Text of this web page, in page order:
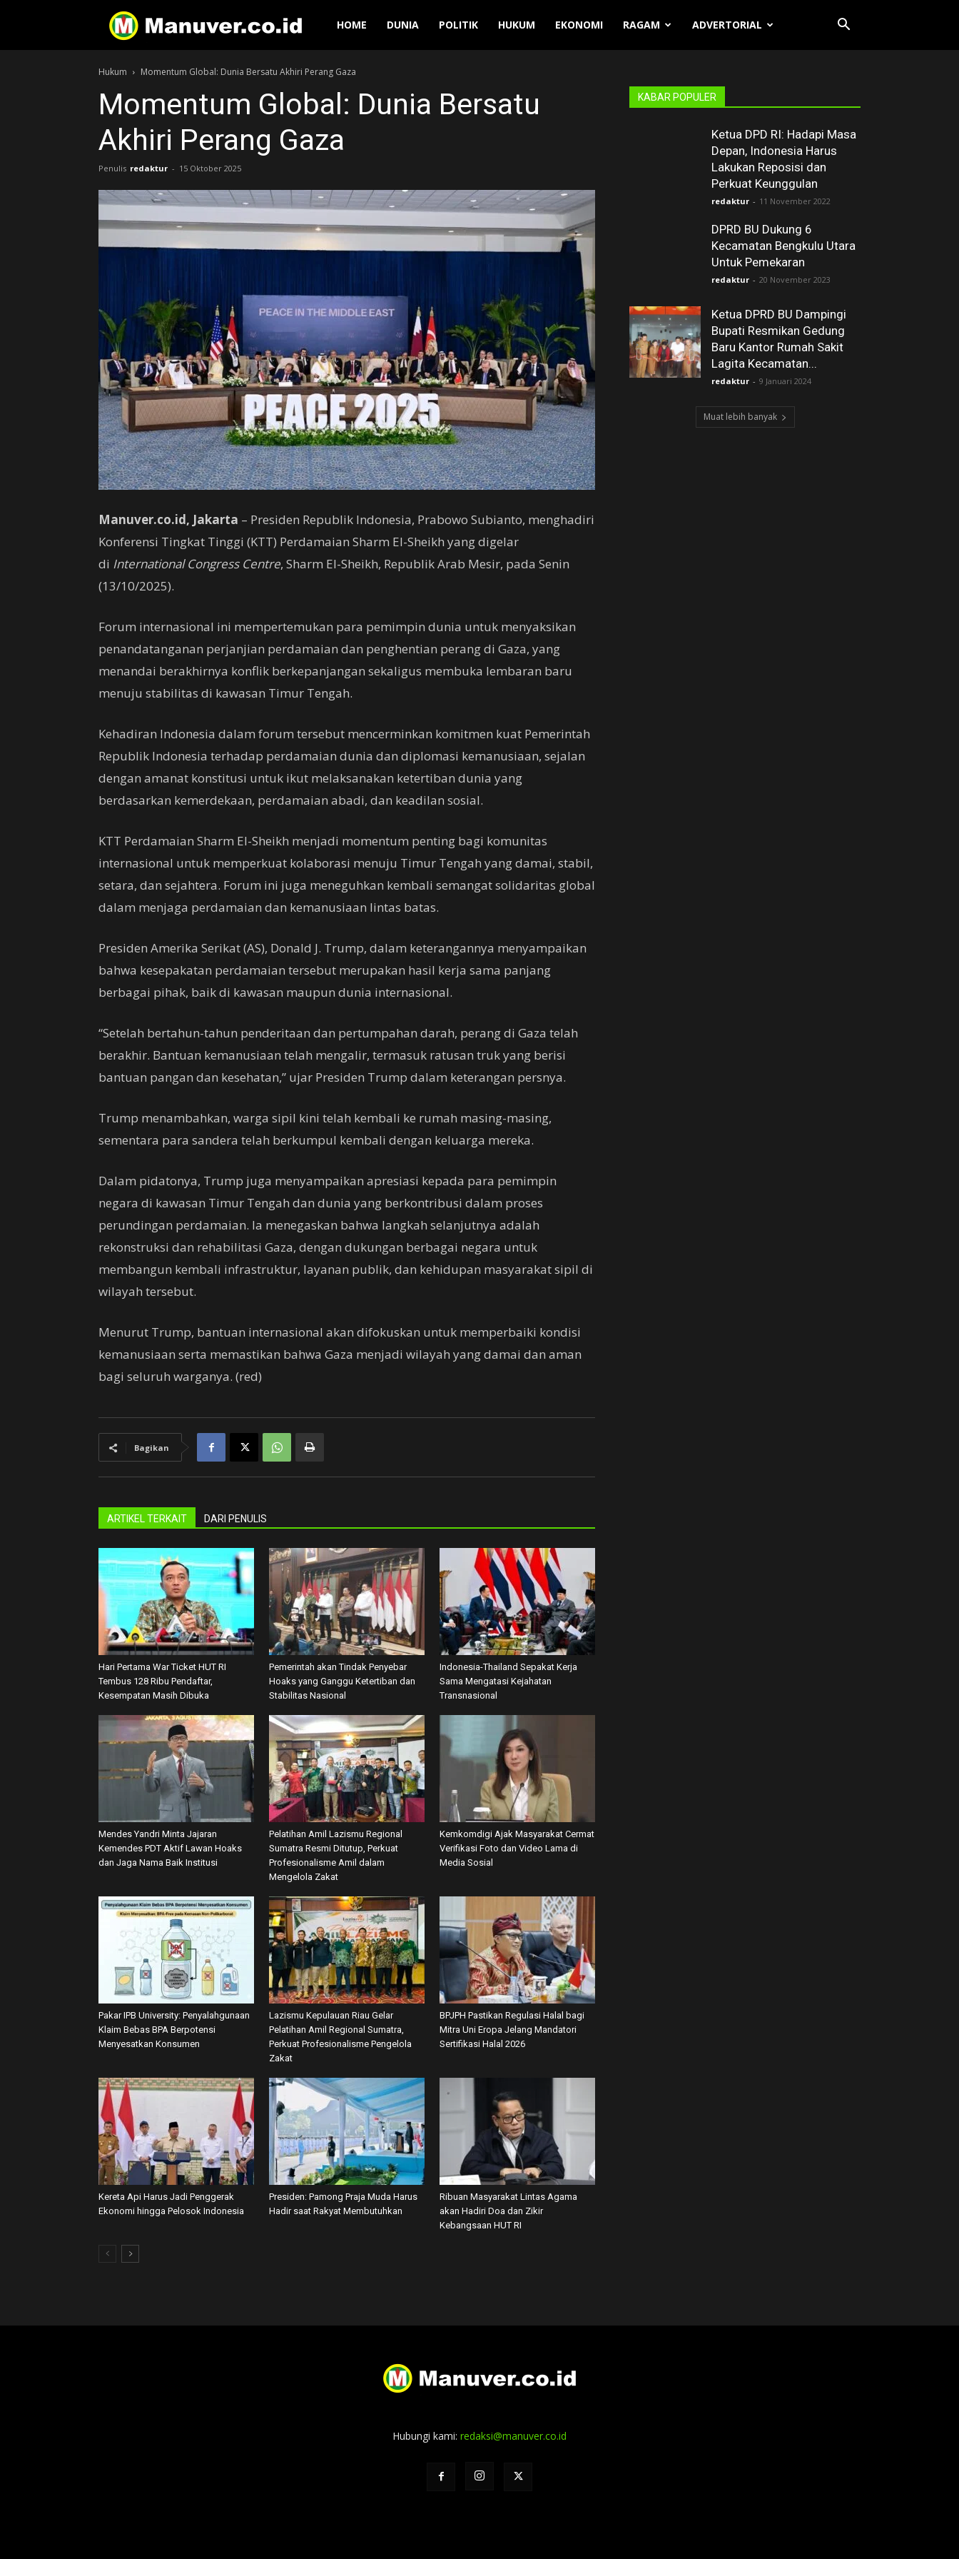
Manuver
HOME DUNIA POLITIK HUKUM EKONOMI RAGAM ADVERTORIAL
Hukum Momentum Global: Dunia Bersatu Akhiri Perang Gaza
Momentum Global: Dunia Bersatu
Akhiri Perang Gaza
Penulis redaktur - 15 Oktober 2025
Manuver.co.id, Jakarta – Presiden Republik Indonesia, Prabowo Subianto, menghadiri
Konferensi Tingkat Tinggi (KTT) Perdamaian Sharm El-Sheikh yang digelar
di International Congress Centre, Sharm El-Sheikh, Republik Arab Mesir, pada Senin
(13/10/2025).
Forum internasional ini mempertemukan para pemimpin dunia untuk menyaksikan
penandatanganan perjanjian perdamaian dan penghentian perang di Gaza, yang
menandai berakhirnya konflik berkepanjangan sekaligus membuka lembaran baru
menuju stabilitas di kawasan Timur Tengah.
Kehadiran Indonesia dalam forum tersebut mencerminkan komitmen kuat Pemerintah
Republik Indonesia terhadap perdamaian dunia dan diplomasi kemanusiaan, sejalan
dengan amanat konstitusi untuk ikut melaksanakan ketertiban dunia yang
berdasarkan kemerdekaan, perdamaian abadi, dan keadilan sosial.
KTT Perdamaian Sharm El-Sheikh menjadi momentum penting bagi komunitas
internasional untuk memperkuat kolaborasi menuju Timur Tengah yang damai, stabil,
setara, dan sejahtera. Forum ini juga meneguhkan kembali semangat solidaritas global
dalam menjaga perdamaian dan kemanusiaan lintas batas.
Presiden Amerika Serikat (AS), Donald J. Trump, dalam keterangannya menyampaikan
bahwa kesepakatan perdamaian tersebut merupakan hasil kerja sama panjang
berbagai pihak, baik di kawasan maupun dunia internasional.
“Setelah bertahun-tahun penderitaan dan pertumpahan darah, perang di Gaza telah
berakhir. Bantuan kemanusiaan telah mengalir, termasuk ratusan truk yang berisi
bantuan pangan dan kesehatan,” ujar Presiden Trump dalam keterangan persnya.
Trump menambahkan, warga sipil kini telah kembali ke rumah masing-masing,
sementara para sandera telah berkumpul kembali dengan keluarga mereka.
Dalam pidatonya, Trump juga menyampaikan apresiasi kepada para pemimpin
negara di kawasan Timur Tengah dan dunia yang berkontribusi dalam proses
perundingan perdamaian. Ia menegaskan bahwa langkah selanjutnya adalah
rekonstruksi dan rehabilitasi Gaza, dengan dukungan berbagai negara untuk
membangun kembali infrastruktur, layanan publik, dan kehidupan masyarakat sipil di
wilayah tersebut.
Menurut Trump, bantuan internasional akan difokuskan untuk memperbaiki kondisi
kemanusiaan serta memastikan bahwa Gaza menjadi wilayah yang damai dan aman
bagi seluruh warganya. (red)
Bagikan
ARTIKEL TERKAIT DARI PENULIS
Hari Pertama War Ticket HUT RI
Tembus 128 Ribu Pendaftar,
Kesempatan Masih Dibuka
Pemerintah akan Tindak Penyebar
Hoaks yang Ganggu Ketertiban dan
Stabilitas Nasional
Indonesia-Thailand Sepakat Kerja
Sama Mengatasi Kejahatan
Transnasional
Mendes Yandri Minta Jajaran
Kemendes PDT Aktif Lawan Hoaks
dan Jaga Nama Baik Institusi
Pelatihan Amil Lazismu Regional
Sumatra Resmi Ditutup, Perkuat
Profesionalisme Amil dalam
Mengelola Zakat
Kemkomdigi Ajak Masyarakat Cermat
Verifikasi Foto dan Video Lama di
Media Sosial
Pakar IPB University: Penyalahgunaan
Klaim Bebas BPA Berpotensi
Menyesatkan Konsumen
Lazismu Kepulauan Riau Gelar
Pelatihan Amil Regional Sumatra,
Perkuat Profesionalisme Pengelola
Zakat
BPJPH Pastikan Regulasi Halal bagi
Mitra Uni Eropa Jelang Mandatori
Sertifikasi Halal 2026
Kereta Api Harus Jadi Penggerak
Ekonomi hingga Pelosok Indonesia
Presiden: Pamong Praja Muda Harus
Hadir saat Rakyat Membutuhkan
Ribuan Masyarakat Lintas Agama
akan Hadiri Doa dan Zikir
Kebangsaan HUT RI
KABAR POPULER
Ketua DPD RI: Hadapi Masa
Depan, Indonesia Harus
Lakukan Reposisi dan
Perkuat Keunggulan
redaktur - 11 November 2022
DPRD BU Dukung 6
Kecamatan Bengkulu Utara
Untuk Pemekaran
redaktur - 20 November 2023
Ketua DPRD BU Dampingi
Bupati Resmikan Gedung
Baru Kantor Rumah Sakit
Lagita Kecamatan...
redaktur - 9 Januari 2024
Muat lebih banyak
Hubungi kami: redaksi@manuver.co.id